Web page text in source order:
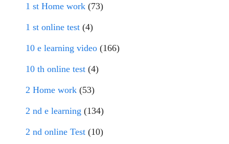
1 st Home work (73)
1 st online test (4)
10 e learning video (166)
10 th online test (4)
2 Home work (53)
2 nd e learning (134)
2 nd online Test (10)